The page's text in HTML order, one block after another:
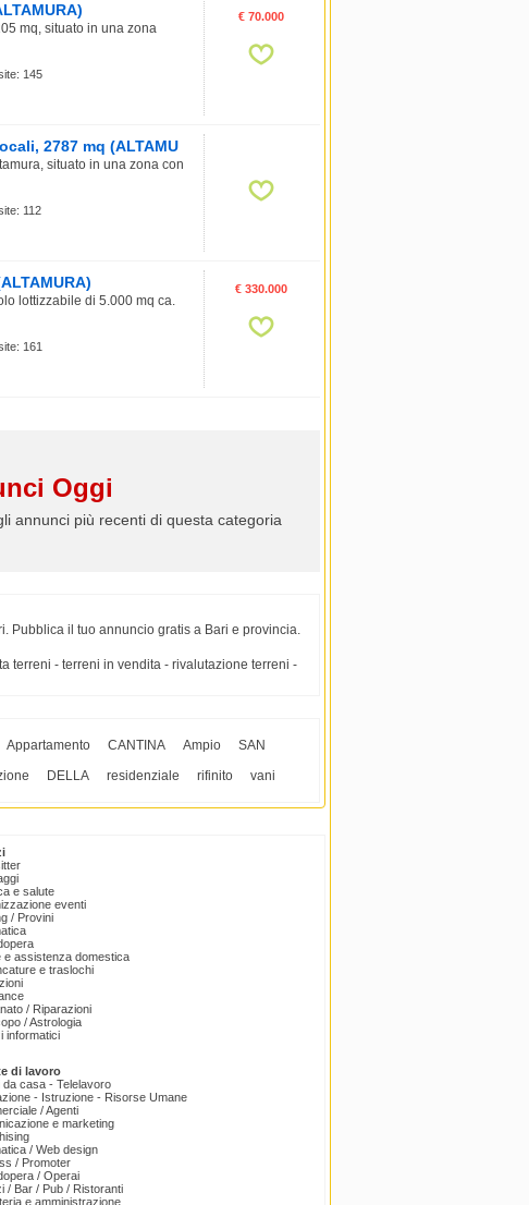
mq, situato in una zona
145
€ 70.000
2787 mq (ALTAMU
situato in una zona con
112
lottizzabile di 5.000 mq ca.
161
€ 330.000
Oggi
annunci più recenti di questa categoria
Pubblica il tuo annuncio gratis a Bari e provincia.
terreni - terreni in vendita - rivalutazione terreni -
Appartamento CANTINA Ampio
SAN
DELLA residenziale rifinito vani
e salute
eventi
/ Provini
e assistenza domestica
e traslochi
/ Riparazioni
/ Astrologia
informatici
di lavoro
da casa - Telelavoro
- Istruzione - Risorse Umane
/ Agenti
e marketing
/ Web design
/ Promoter
/ Operai
/ Bar / Pub / Ristoranti
e amministrazione